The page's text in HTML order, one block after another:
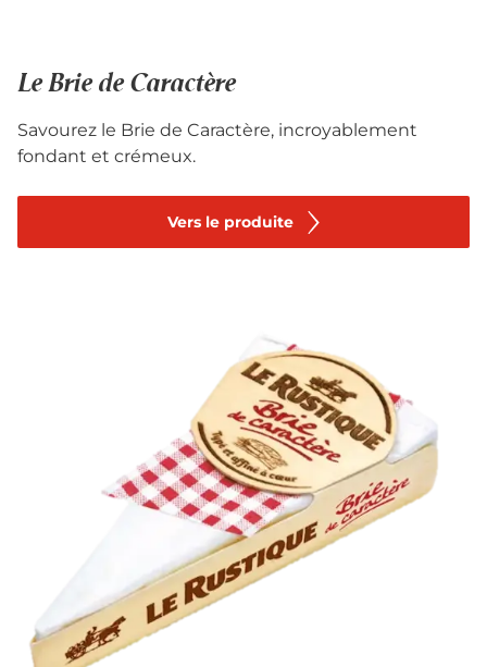
Le Brie de Caractère
Savourez le Brie de Caractère, incroyablement
fondant et crémeux.
Vers le produite